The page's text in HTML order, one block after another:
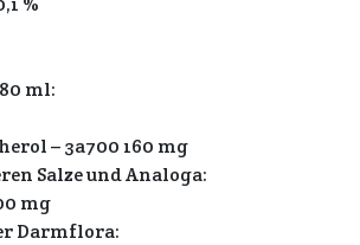
ml:
– 3a700 160 mg
Salze und Analoga:
mg
Darmflora: